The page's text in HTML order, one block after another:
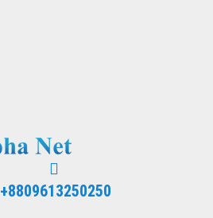
+8809613250250